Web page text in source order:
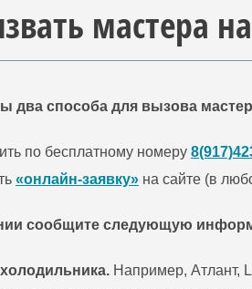
мастера
два способа для вызова
по бесплатному номеру
«онлайн-заявку» на сайте (в
сообщите следующую
Например, Атлант,